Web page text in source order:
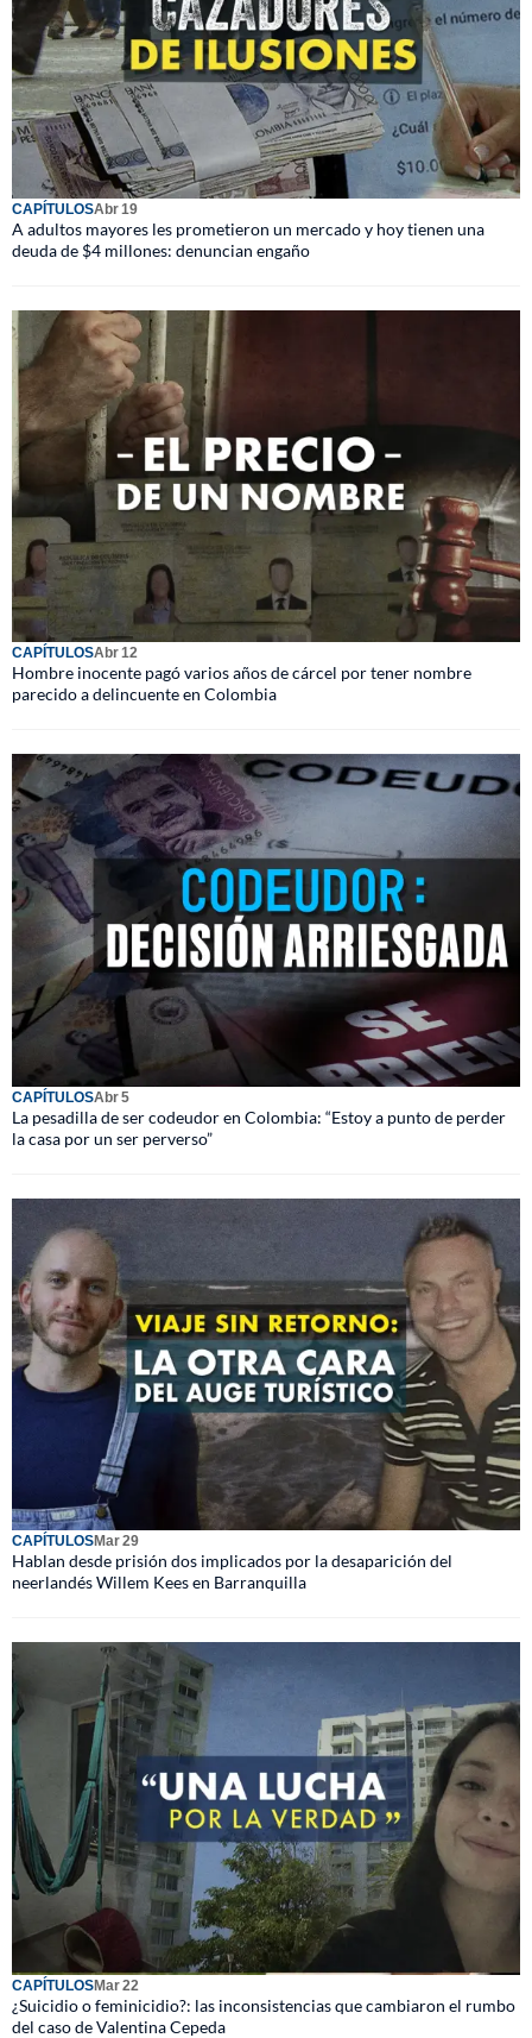
CAPÍTULOSAbr 19
A adultos mayores les prometieron un mercado y hoy tienen una
deuda de $4 millones: denuncian engaño
CAPÍTULOSAbr 12
Hombre inocente pagó varios años de cárcel por tener nombre
parecido a delincuente en Colombia
CAPÍTULOSAbr 5
La pesadilla de ser codeudor en Colombia: “Estoy a punto de perder
la casa por un ser perverso”
CAPÍTULOSMar 29
Hablan desde prisión dos implicados por la desaparición del
neerlandés Willem Kees en Barranquilla
CAPÍTULOSMar 22
¿Suicidio o feminicidio?: las inconsistencias que cambiaron el rumbo
del caso de Valentina Cepeda